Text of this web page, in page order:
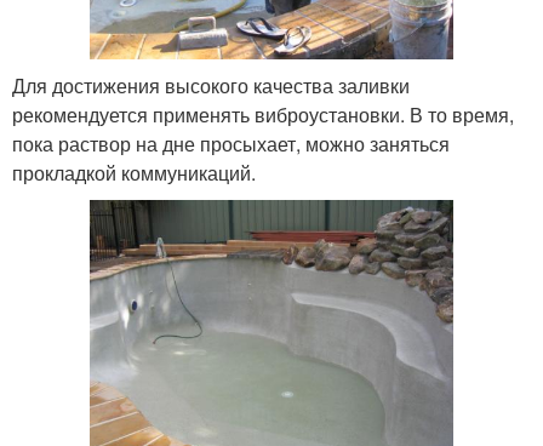
Для достижения высокого качества заливки
рекомендуется применять виброустановки. В то время,
пока раствор на дне просыхает, можно заняться
прокладкой коммуникаций.